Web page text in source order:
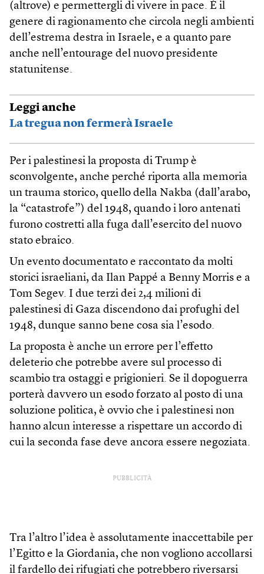
(altrove) e permettergli di vivere in pace. È il
genere di ragionamento che circola negli ambienti
dell’estrema destra in Israele, e a quanto pare
anche nell’entourage del nuovo presidente
statunitense.
Leggi anche
La tregua non fermerà Israele
Per i palestinesi la proposta di Trump è
sconvolgente, anche perché riporta alla memoria
un trauma storico, quello della Nakba (dall’arabo,
la “catastrofe”) del 1948, quando i loro antenati
furono costretti alla fuga dall’esercito del nuovo
stato ebraico.
Un evento documentato e raccontato da molti
storici israeliani, da Ilan Pappé a Benny Morris e a
Tom Segev. I due terzi dei 2,4 milioni di
palestinesi di Gaza discendono dai profughi del
1948, dunque sanno bene cosa sia l’esodo.
La proposta è anche un errore per l’effetto
deleterio che potrebbe avere sul processo di
scambio tra ostaggi e prigionieri. Se il dopoguerra
porterà davvero un esodo forzato al posto di una
soluzione politica, è ovvio che i palestinesi non
hanno alcun interesse a rispettare un accordo di
cui la seconda fase deve ancora essere negoziata.
PUBBLICITÀ
Tra l’altro l’idea è assolutamente inaccettabile per
l’Egitto e la Giordania, che non vogliono accollarsi
il fardello dei rifugiati che potrebbero riversarsi